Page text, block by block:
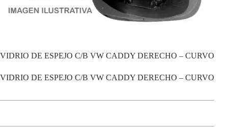
VIDRIO DE ESPEJO C/B VW CADDY DERECHO – CURVO
VIDRIO DE ESPEJO C/B VW CADDY DERECHO – CURVO